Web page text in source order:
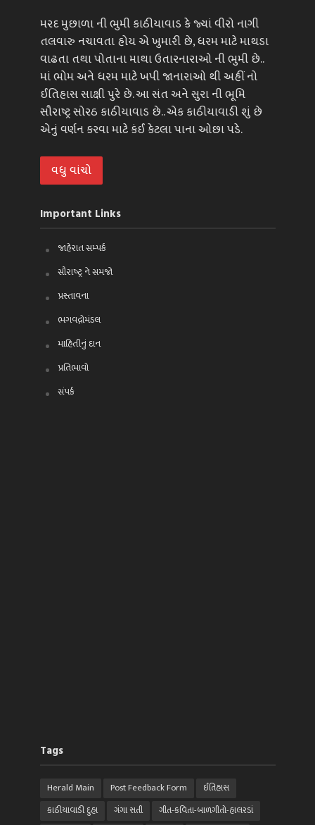
મરદ મુછાળા ની ભુમી કાઠીયાવાડ કે જ્યાં વીરો નાગી
તલવારુ નચાવતા હોય એ ખુમારી છે, ધરમ માટે માથડા
વાઢતા તથા પોતાના માથા ઉતારનારાઓ ની ભુમી છે..
માં ભોમ અને ધરમ માટે ખપી જાનારાઓ થી અહીં નો
ઈતિહાસ સાક્ષી પુરે છે. આ સંત અને સુરા ની ભૂમિ
સૌરાષ્ટ્ર સોરઠ કાઠીયાવાડ છે.. એક કાઠીયાવાડી શું છે
એનું વર્ણન કરવા માટે કંઈ કેટલા પાના ઓછા પડે.
વધુ વાંચો
Important Links
જાહેરાત સમ્પર્ક
સૌરાષ્ટ્ર ને સમજો
પ્રસ્તાવના
ભગવદ્ગોમંડલ
માહિતીનું દાન
પ્રતિભાવો
સંપર્ક
Tags
Herald Main Post Feedback Form
ઈતિહાસ
કાઠીયાવાડી દુહા
ગંગા સતી ગીત-કવિતા-બાળગીતો-હાલરડાં